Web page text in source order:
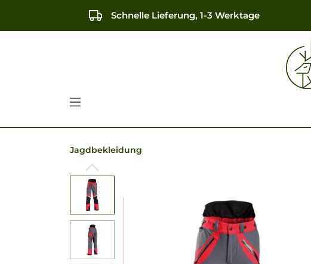
Zur Hauptnavigation springen
Schnelle Lieferung, 1-3 Werktage
Jagdbekleidung
Bildergalerie überspringen